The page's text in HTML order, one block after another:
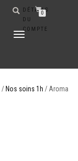
DÉPLIER
DÉTAILS
DU
COMPTE
0
/ Nos soins 1h / Aroma